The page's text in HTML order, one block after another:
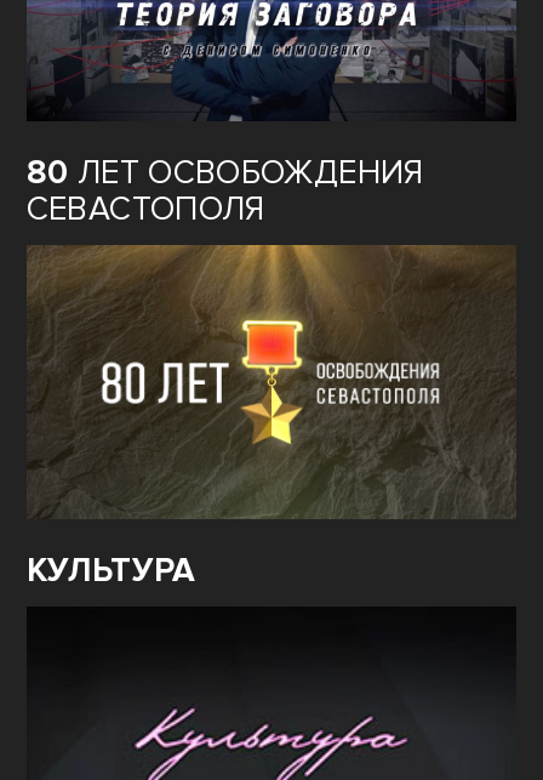
80 ЛЕТ ОСВОБОЖДЕНИЯ
СЕВАСТОПОЛЯ
КУЛЬТУРА